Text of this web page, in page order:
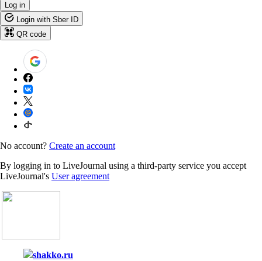
Log in
Login with Sber ID
QR code
No account? Create an account
By logging in to LiveJournal using a third-party service you accept
LiveJournal's User agreement
shakko.ru